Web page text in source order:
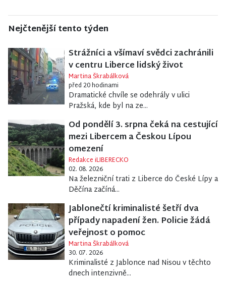
Nejčtenější tento týden
Strážníci a všímaví svědci zachránili
v centru Liberce lidský život
Martina Škrabálková
před 20 hodinami
Dramatické chvíle se odehrály v ulici
Pražská, kde byl na ze...
Od pondělí 3. srpna čeká na cestující
mezi Libercem a Českou Lípou
omezení
Redakce iLIBERECKO
02. 08. 2026
Na železniční trati z Liberce do České Lípy a
Děčína začíná...
Jablonečtí kriminalisté šetří dva
případy napadení žen. Policie žádá
veřejnost o pomoc
Martina Škrabálková
30. 07. 2026
Kriminalisté z Jablonce nad Nisou v těchto
dnech intenzivně...